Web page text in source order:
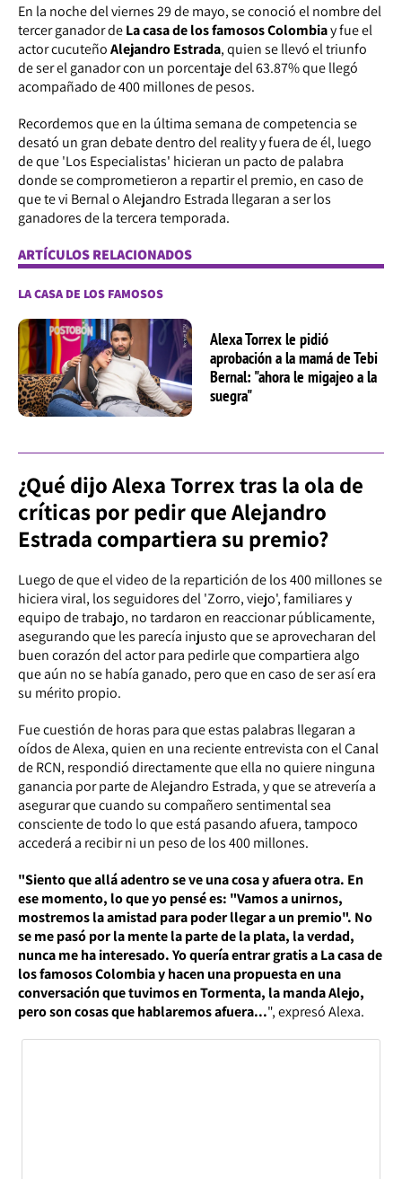
En la noche del viernes 29 de mayo, se conoció el nombre del
tercer ganador deLa casa de los famosos Colombiay fue el
actor cucuteñoAlejandro Estrada, quien se llevó el triunfo
de ser el ganador con un porcentaje del 63.87% que llegó
acompañado de 400 millones de pesos.
Recordemos que en la última semana de competencia se
desató un gran debate dentro del reality y fuera de él, luego
de que 'Los Especialistas' hicieran un pacto de palabra
donde se comprometieron a repartir el premio, en caso de
que te vi Bernal o Alejandro Estrada llegaran a ser los
ganadores de la tercera temporada.
ARTÍCULOS RELACIONADOS
LA CASA DE LOS FAMOSOS
Alexa Torrex le pidió
aprobación a la mamá de Tebi
Bernal: "ahora le migajeo a la
suegra"
¿Qué dijo Alexa Torrex tras la ola de
críticas por pedir que Alejandro
Estrada compartiera su premio?
Luego de que el video de la repartición de los 400 millones se
hiciera viral, los seguidores del 'Zorro, viejo', familiares y
equipo de trabajo, no tardaron en reaccionar públicamente,
asegurando que les parecía injusto que se aprovecharan del
buen corazón del actor para pedirle que compartiera algo
que aún no se había ganado, pero que en caso de ser así era
su mérito propio.
Fue cuestión de horas para que estas palabras llegaran a
oídos de Alexa, quien en una reciente entrevista con el Canal
de RCN, respondió directamente que ella no quiere ninguna
ganancia por parte de Alejandro Estrada, y que se atrevería a
asegurar que cuando su compañero sentimental sea
consciente de todo lo que está pasando afuera, tampoco
accederá a recibir ni un peso de los 400 millones.
"Siento que allá adentro se ve una cosa y afuera otra. En
ese momento, lo que yo pensé es: "Vamos a unirnos,
mostremos la amistad para poder llegar a un premio". No
se me pasó por la mente la parte de la plata, la verdad,
nunca me ha interesado. Yo quería entrar gratis a La casa de
los famosos Colombia y hacen una propuesta en una
conversación que tuvimos en Tormenta, la manda Alejo,
pero son cosas que hablaremos afuera...", expresó Alexa.